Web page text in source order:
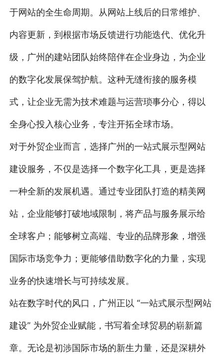
于网站的全生命周期。从网站上线后的日常维护、
内容更新，到根据市场反馈进行功能迭代、优化升
级，广州的建站团队始终陪伴在企业身边，为企业
的数字化发展保驾护航。这种无缝衔接的服务模
式，让企业无需为技术难题与运营琐事分心，得以
全身心投入核心业务，专注开拓全球市场。
对于外贸企业而言，选择广州的一站式展示型网站
建设服务，不仅是选择一个数字化工具，更是选择
一种全新的发展机遇。通过专业团队打造的精美网
站，企业能够打破地域限制，将产品与服务展示给
全球客户；能够树立高端、专业的品牌形象，增强
国际市场竞争力；更能够借助数字化的力量，实现
业务的快速增长与可持续发展。
站在数字时代的风口，广州正以 “一站式展示型网站
建设” 为外贸企业赋能，书写着全球贸易的崭新篇
章。无论是初涉国际市场的新生力量，还是深耕外